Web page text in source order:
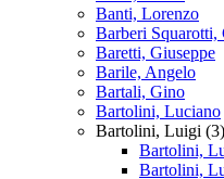
Banti, Lorenzo
Barberi Squarotti,
Baretti, Giuseppe
Barile, Angelo
Bartali, Gino
Bartolini, Luciano
Bartolini, Luigi (3)
Bartolini,
Bartolini,